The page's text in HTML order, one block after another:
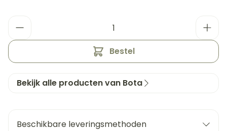
Bestel
Bekijk alle producten van Bota
Beschikbare leveringsmethoden